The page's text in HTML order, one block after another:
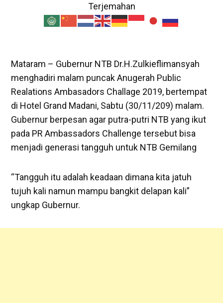
Terjemahan
Mataram – Gubernur NTB Dr.H.Zulkieflimansyah
menghadiri malam puncak Anugerah Public
Realations Ambasadors Challage 2019, bertempat
di Hotel Grand Madani, Sabtu (30/11/209) malam.
Gubernur berpesan agar putra-putri NTB yang ikut
pada PR Ambassadors Challenge tersebut bisa
menjadi generasi tangguh untuk NTB Gemilang
“Tangguh itu adalah keadaan dimana kita jatuh
tujuh kali namun mampu bangkit delapan kali”
ungkap Gubernur.